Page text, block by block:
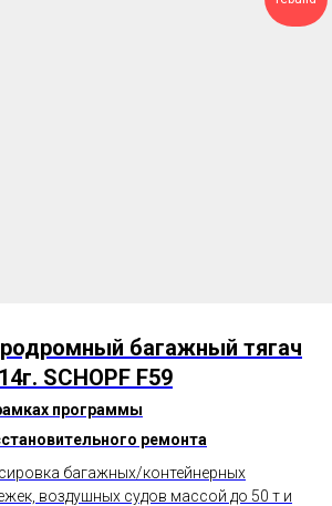
багажный тягач
SCHOPF F59
программы
ремонта
багажных/контейнерных
воздушных судов массой до 50 т и